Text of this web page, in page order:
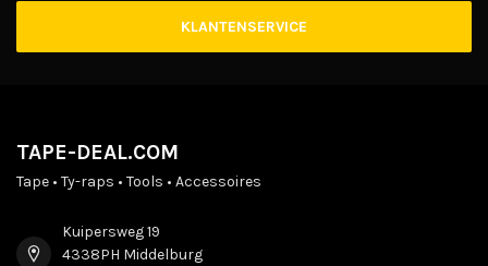
KLANTENSERVICE
TAPE-DEAL.COM
Tape • Ty-raps • Tools • Accessoires
Kuipersweg 19
4338PH Middelburg